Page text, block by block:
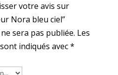
votre avis sur
Nora bleu ciel”
sera pas publiée. Les
indiqués avec*